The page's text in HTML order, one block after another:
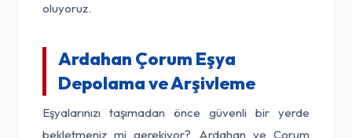
oluyoruz.
Ardahan Çorum Eşya
Depolama ve Arşivleme
Eşyalarınızı taşımadan önce güvenli bir yerde
bekletmeniz mi gerekiyor? Ardahan ve Çorum